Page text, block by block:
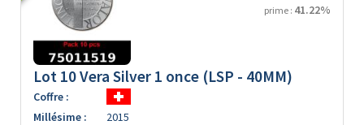
prime : 41.22%
Lot 10 Vera Silver 1 once (LSP - 40MM)
Coffre :
Millésime :
2015